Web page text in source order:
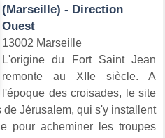
(Marseille) - Direction
Ouest
13002 Marseille
L'origine du Fort Saint Jean
remonte au XIIe siècle. A
l'époque des croisades, le site
Jérusalem, qui s'y installent
pour acheminer les troupes